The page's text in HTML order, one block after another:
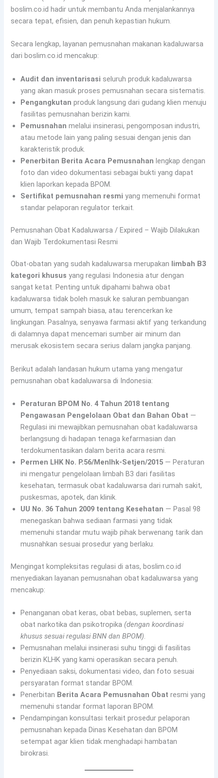
boslim.co.id hadir untuk membantu Anda menjalankannya
secara tepat, efisien, dan penuh kepastian hukum.
Secara lengkap, layanan pemusnahan makanan kadaluwarsa
dari boslim.co.id mencakup:
Audit dan inventarisasi seluruh produk kadaluwarsa
yang akan masuk proses pemusnahan secara sistematis.
Pengangkutan produk langsung dari gudang klien menuju
fasilitas pemusnahan berizin kami.
Pemusnahan melalui insinerasi, pengomposan industri,
atau metode lain yang paling sesuai dengan jenis dan
karakteristik produk.
Penerbitan Berita Acara Pemusnahan lengkap dengan
foto dan video dokumentasi sebagai bukti yang dapat
klien laporkan kepada BPOM.
Sertifikat pemusnahan resmi yang memenuhi format
standar pelaporan regulator terkait.
Pemusnahan Obat Kadaluwarsa / Expired – Wajib Dilakukan
dan Wajib Terdokumentasi Resmi
Obat-obatan yang sudah kadaluwarsa merupakan limbah B3
kategori khusus yang regulasi Indonesia atur dengan
sangat ketat. Penting untuk dipahami bahwa obat
kadaluwarsa tidak boleh masuk ke saluran pembuangan
umum, tempat sampah biasa, atau terencerkan ke
lingkungan. Pasalnya, senyawa farmasi aktif yang terkandung
di dalamnya dapat mencemari sumber air minum dan
merusak ekosistem secara serius dalam jangka panjang.
Berikut adalah landasan hukum utama yang mengatur
pemusnahan obat kadaluwarsa di Indonesia:
Peraturan BPOM No. 4 Tahun 2018 tentang
Pengawasan Pengelolaan Obat dan Bahan Obat —
Regulasi ini mewajibkan pemusnahan obat kadaluwarsa
berlangsung di hadapan tenaga kefarmasian dan
terdokumentasikan dalam berita acara resmi.
Permen LHK No. P.56/Menlhk-Setjen/2015 — Peraturan
ini mengatur pengelolaan limbah B3 dari fasilitas
kesehatan, termasuk obat kadaluwarsa dari rumah sakit,
puskesmas, apotek, dan klinik.
UU No. 36 Tahun 2009 tentang Kesehatan — Pasal 98
menegaskan bahwa sediaan farmasi yang tidak
memenuhi standar mutu wajib pihak berwenang tarik dan
musnahkan sesuai prosedur yang berlaku.
Mengingat kompleksitas regulasi di atas, boslim.co.id
menyediakan layanan pemusnahan obat kadaluwarsa yang
mencakup:
Penanganan obat keras, obat bebas, suplemen, serta
obat narkotika dan psikotropika(dengan koordinasi
khusus sesuai regulasi BNN dan BPOM).
Pemusnahan melalui insinerasi suhu tinggi di fasilitas
berizin KLHK yang kami operasikan secara penuh.
Penyediaan saksi, dokumentasi video, dan foto sesuai
persyaratan format standar BPOM.
Penerbitan Berita Acara Pemusnahan Obat resmi yang
memenuhi standar format laporan BPOM.
Pendampingan konsultasi terkait prosedur pelaporan
pemusnahan kepada Dinas Kesehatan dan BPOM
setempat agar klien tidak menghadapi hambatan
birokrasi.